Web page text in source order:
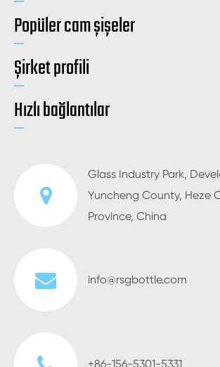
Popüler cam şişeler
Şirket profili
Hızlı bağlantılar
Glass Industry Park,
Yuncheng County, Heze
Province, China
info@rsgbottle.com
+86-156-5301-5331